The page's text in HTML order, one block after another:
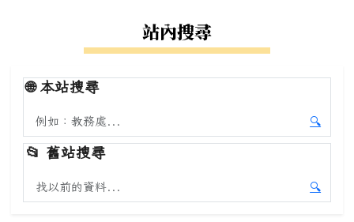
站內搜尋
🌐本站搜尋
搜尋本站內容
🔍
開始本
📂 舊站搜尋
搜尋舊站內容
🔍
開始舊